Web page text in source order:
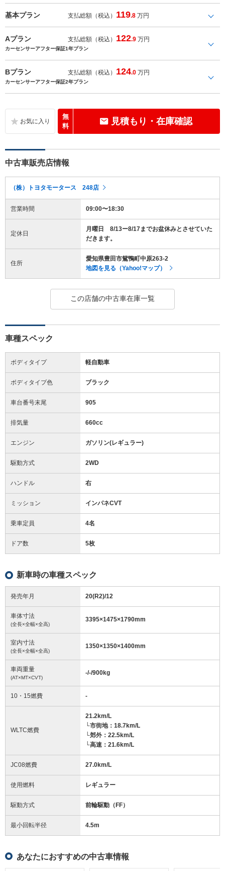
基本プラン 支払総額（税込） 119.8 万円
Aプラン 支払総額（税込） 122.9 万円
カーセンサーアフター保証1年プラン
Bプラン 支払総額（税込） 124.0 万円
カーセンサーアフター保証2年プラン
無
料
見積もり・在庫確認
中古車販売店情報
（株）トヨタモータース 248店
営業時間 09:00〜18:30
定休日
月曜日 8/13ー8/17までお盆休みとさせていた
だきます。
住所
愛知県豊田市鴛鴨町中原263-2
地図を見る（Yahoo!マップ）
この店舗の中古車在庫一覧
車種スペック
ボディタイプ 軽自動車
ボディタイプ色 ブラック
車台番号末尾 905
排気量 660cc
エンジン ガソリン(レギュラー)
駆動方式 2WD
ハンドル 右
ミッション インパネCVT
乗車定員 4名
ドア数 5枚
新車時の車種スペック
発売年月 20(R2)/12
車体寸法
(全長×全幅×全高)
3395×1475×1790mm
室内寸法
(全長×全幅×全高)
1350×1350×1400mm
車両重量
(AT×MT×CVT)
-/-/900kg
10・15燃費 -
WLTC燃費
21.2km/L
└市街地：18.7km/L
└郊外：22.5km/L
└高速：21.6km/L
JC08燃費 27.0km/L
使用燃料 レギュラー
駆動方式 前輪駆動（FF）
最小回転半径 4.5m
あなたにおすすめの中古車情報